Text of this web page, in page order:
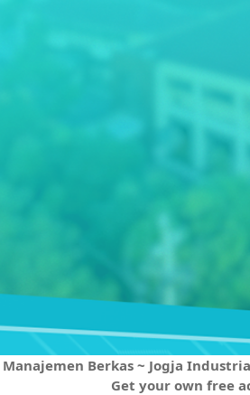
Manajemen Berkas ~ Jogja
Get your own free